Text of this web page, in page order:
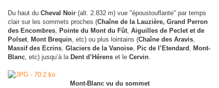
Du haut du Cheval Noir (alt. 2.832 m) vue "époustouflante" par temps
clair sur les sommets proches (Chaîne de la Lauzière, Grand Perron
des Encombres, Pointe du Mont du Fût, Aiguilles de Peclet et de
Polset, Mont Brequin, etc) ou plus lointains (Chaîne des Aravis,
Massif des Ecrins, Glaciers de la Vanoise, Pic de l’Etendard , Mont-
Blanc, etc) jusqu’à la Dent d’Hérens et le Cervin.
Mont-Blanc vu du sommet